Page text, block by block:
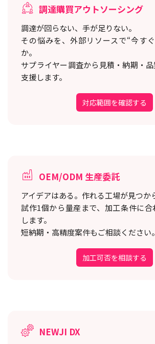
調達購買アウトソーシング
調達が回らない、手が足りない。
その悩みを、外部リソースで“今す
か。
サプライヤー調査から見積・納期・
支援します。
対応範囲を確認する
OEM/ODM 生産委託
アイデアはある。作れる工場が見つか
試作1個から量産まで、加工条件に
します。
短納期・高精度案件もご相談ください。
加工可否を相談する
NEWJI DX